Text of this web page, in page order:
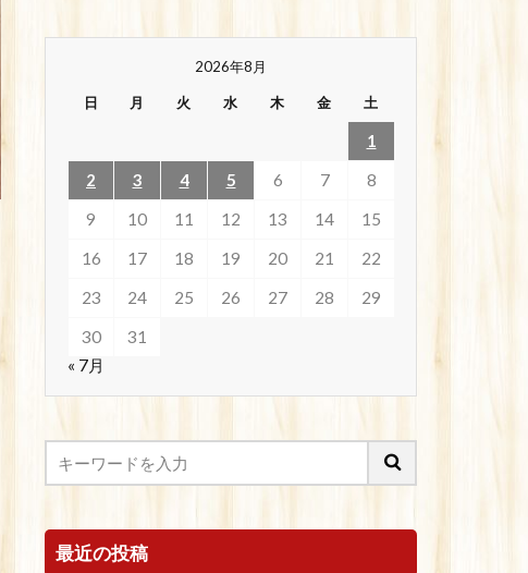
2026年8月
日 月 火 水 木 金 土
1
2
3 4 5 6 7
8
9
10 11 12 13 14
15
16
17 18 19 20 21
22
23
24 25 26 27 28
29
30
31
« 7月
最近の投稿